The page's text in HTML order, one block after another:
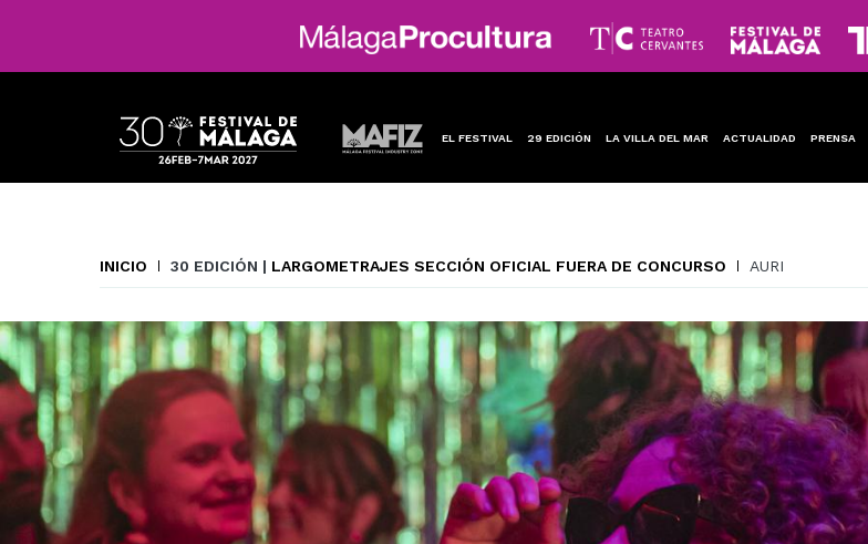
EL FESTIVAL 29 EDICIÓN LA VILLA DEL MAR ACTUALIDAD PRENSA
INICIO 30 EDICIÓN | LARGOMETRAJES SECCIÓN OFICIAL FUERA DE CONCURSO AURI